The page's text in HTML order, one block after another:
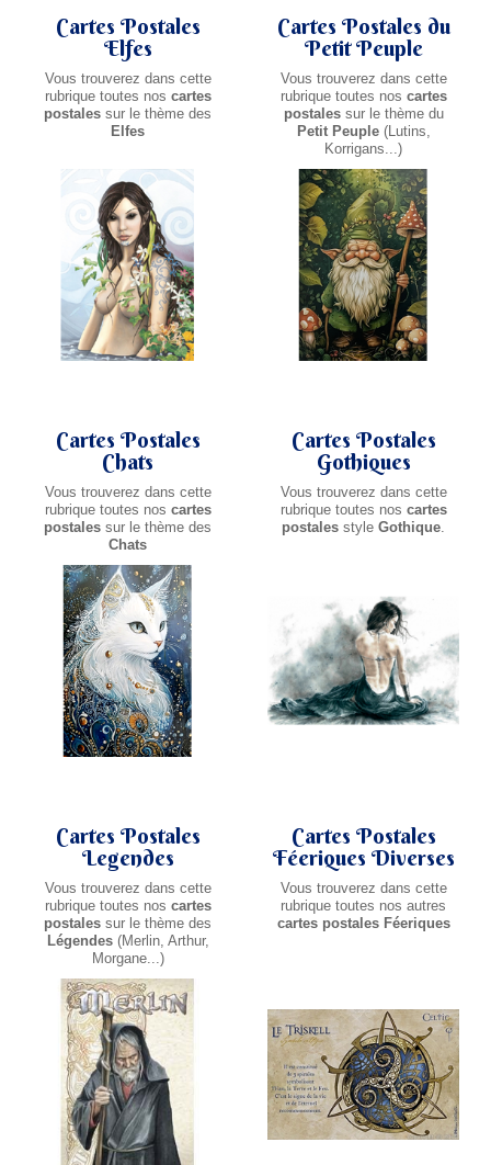
Cartes Postales
Elfes
Vous trouverez dans cette
rubrique toutes nos cartes
postales sur le thème des
Elfes
Cartes Postales du
Petit Peuple
Vous trouverez dans cette
rubrique toutes nos cartes
postalessur le thème du
Petit Peuple(Lutins,
Korrigans...)
Cartes Postales
Chats
Vous trouverez dans cette
rubrique toutes nos cartes
postales sur le thème des
Chats
Cartes Postales
Gothiques
Vous trouverez dans cette
rubrique toutes nos cartes
postales style Gothique.
Cartes Postales
Legendes
Vous trouverez dans cette
rubrique toutes nos cartes
postales sur le thème des
Légendes(Merlin, Arthur,
Morgane...)
Cartes Postales
Féeriques Diverses
Vous trouverez dans cette
rubrique toutes nos autres
cartes postales Féeriques